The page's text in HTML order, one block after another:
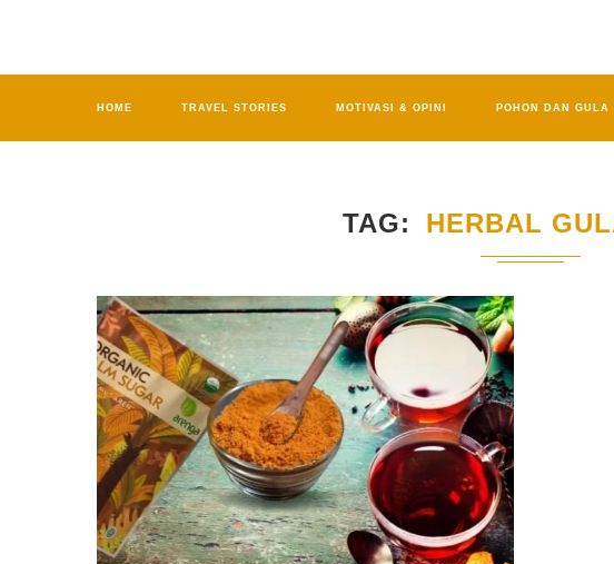
HOME TRAVEL STORIES MOTIVASI & OPINI POHON DAN GULA
TAG HERBAL